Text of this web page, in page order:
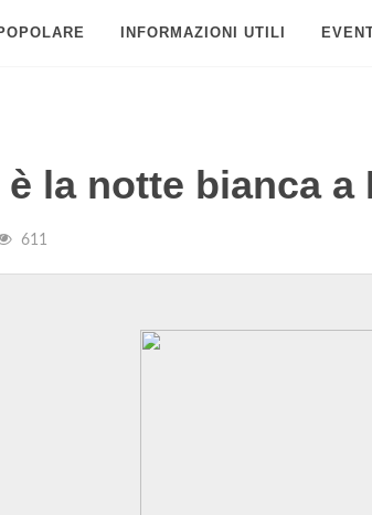
INFORMAZIONI UTILI
la notte bianca a
611